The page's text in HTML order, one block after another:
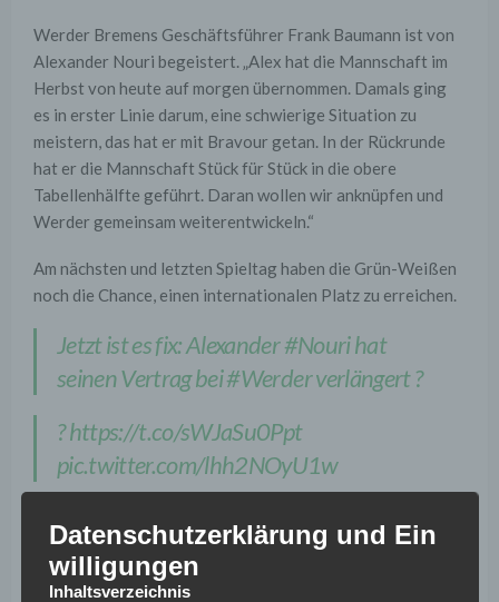
Werder Bremens Geschäftsführer Frank Baumann ist von
Alexander Nouri begeistert. „Alex hat die Mannschaft im
Herbst von heute auf morgen übernommen. Damals ging
es in erster Linie darum, eine schwierige Situation zu
meistern, das hat er mit Bravour getan. In der Rückrunde
hat er die Mannschaft Stück für Stück in die obere
Tabellenhälfte geführt. Daran wollen wir anknüpfen und
Werder gemeinsam weiterentwickeln.“
Am nächsten und letzten Spieltag haben die Grün-Weißen
noch die Chance, einen internationalen Platz zu erreichen.
Jetzt ist es fix: Alexander#Nourihat
seinen Vertrag bei#Werderverlängert ?
?https://t.co/sWJaSu0Ppt
pic.twitter.com/lhh2NOyU1w
— SV Werder Bremen (@werderbremen)
15. Mai 2017
Datenschutzerklärung und Ein
willigungen
Inhaltsverzeichnis